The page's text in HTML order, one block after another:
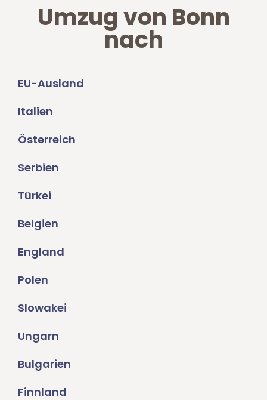
Umzug von Bonn
nach
EU-Ausland
Italien
Österreich
Serbien
Türkei
Belgien
England
Polen
Slowakei
Ungarn
Bulgarien
Finnland